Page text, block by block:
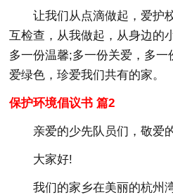
让我们从点滴做起，爱护
互检查，从我做起，从身边的
多一份温馨;多一份关爱，多
爱绿色，珍爱我们共有的家。
保护环境倡议书 篇2
亲爱的少先队员们，敬爱
大家好!
我们的家乡在美丽的杭州